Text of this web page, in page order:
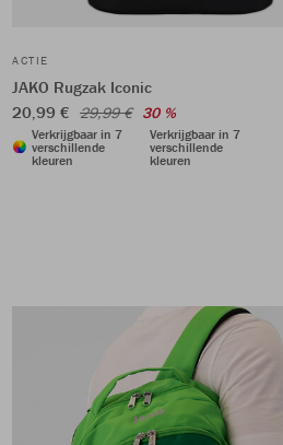
ACTIE
JAKO Rugzak Iconic
20,99 € 29,99 € 30 %
Verkrijgbaar in 7
verschillende
kleuren
Verkrijgbaar in 7
verschillende
kleuren